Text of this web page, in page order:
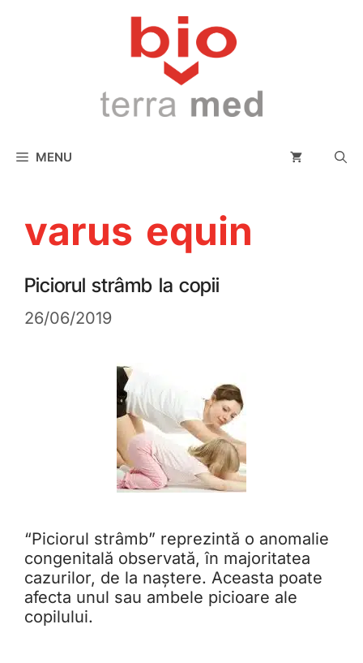
MENU
varus equin
Piciorul strâmb la copii
26/06/2019
“Piciorul strâmb” reprezintă o anomalie
congenitală observată, în majoritatea
cazurilor, de la naștere. Aceasta poate
afecta unul sau ambele picioare ale
copilului.